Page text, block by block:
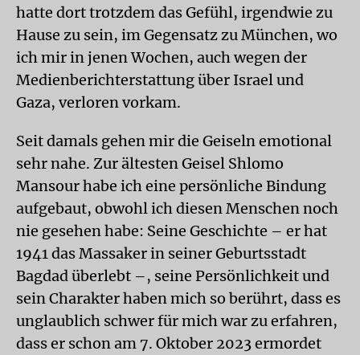
hatte dort trotzdem das Gefühl, irgendwie zu
Hause zu sein, im Gegensatz zu München, wo
ich mir in jenen Wochen, auch wegen der
Medienberichterstattung über Israel und
Gaza, verloren vorkam.
Seit damals gehen mir die Geiseln emotional
sehr nahe. Zur ältesten Geisel Shlomo
Mansour habe ich eine persönliche Bindung
aufgebaut, obwohl ich diesen Menschen noch
nie gesehen habe: Seine Geschichte – er hat
1941 das Massaker in seiner Geburtsstadt
Bagdad überlebt –, seine Persönlichkeit und
sein Charakter haben mich so berührt, dass es
unglaublich schwer für mich war zu erfahren,
dass er schon am 7. Oktober 2023 ermordet